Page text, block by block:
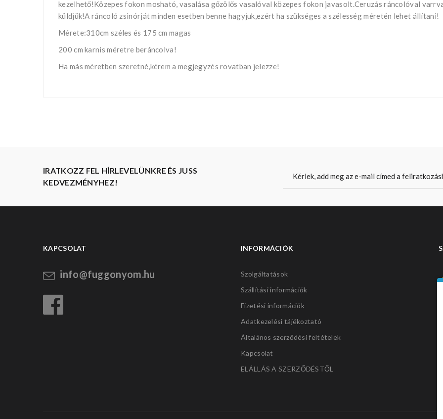
kezelhető!Közepes fokon mosható, vasalása gőzölős vasalóval közepes fokon javasolt.Ceruzás ráncolóval
küldjük!A ráncoló zsinórját minden esetben benne hagyjuk,ezért ha szükséges a szélesség méretén lehet állítani!
Mérete:310cm széles és 175 cm magas
200 cm karnis méretre beráncolva!
Ha más méretben szeretné,kérem a megjegyzés rovatban jelezze!
IRATKOZZ FEL HÍRLEVELÜNKRE ÉS JUSS
KEDVEZMÉNYHEZ!
KAPCSOLAT
info@fuggonyom.hu
INFORMÁCIÓK
Szolgáltatások
Szállítási információk
Fizetési információk
Adatkezelési tájékoztató
Általános szerződési feltételek
Kapcsolat
ELÁLLÁS A SZERZŐDÉSTŐL